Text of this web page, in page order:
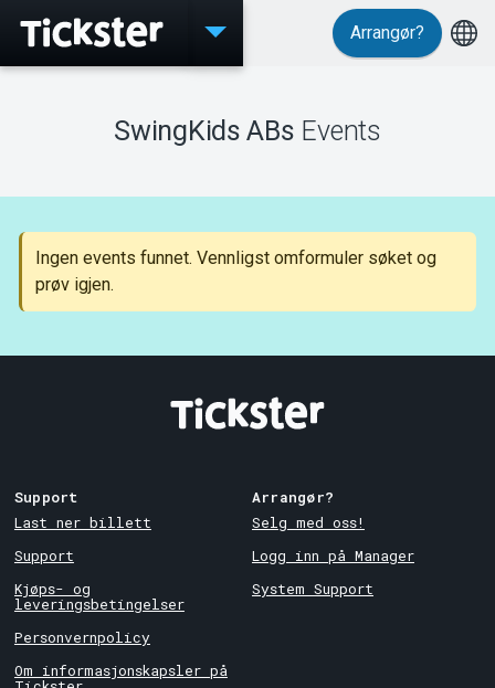
Events
Support
Om Tickster
Arrangør?
SwingKids ABs Events
Ingen events funnet. Vennligst omformuler søket og
prøv igjen.
Support
Last ner billett
Support
Kjøps- og
leveringsbetingelser
Personvernpolicy
Om informasjonskapsler på
Arrangør?
Selg med oss!
Logg inn på Manager
System Support